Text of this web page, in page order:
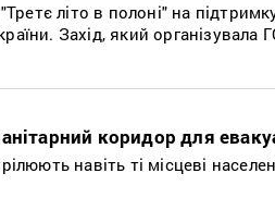
літо в полоні" на
Захід, який організувала
коридор для
навіть ті місцеві